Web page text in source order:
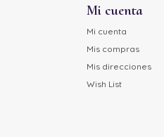
Mi cuenta
Mi cuenta
Mis compras
Mis direcciones
Wish List